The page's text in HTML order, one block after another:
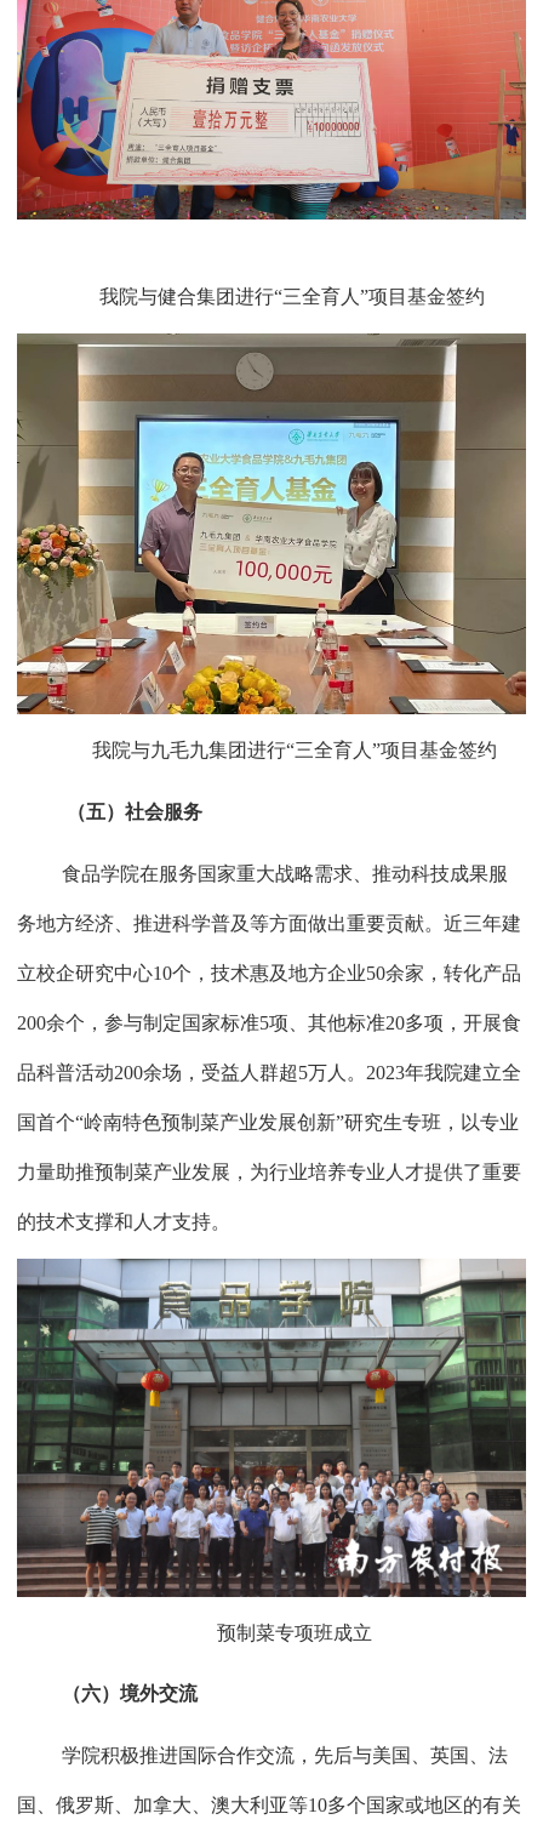
我院与健合集团进行“三全育人”项目基金签约
我院与九毛九集团进行“三全育人”项目基金签约
（五）社会服务
食品学院在服务国家重大战略需求、推动科技成果服
务地方经济、推进科学普及等方面做出重要贡献。近三年建
立校企研究中心10个，技术惠及地方企业50余家，转化产品
200余个，参与制定国家标准5项、其他标准20多项，开展食
品科普活动200余场，受益人群超5万人。 2023年我院建立全
国首个“岭南特色预制菜产业发展创新”研究生专班，以专业
力量助推预制菜产业发展，为行业培养专业人才提供了重要
的技术支撑和人才支持。
预制菜专项班成立
（六）境外交流
学院积极推进国际合作交流，先后与美国、英国、法
国、俄罗斯、加拿大、澳大利亚等10多个国家或地区的有关